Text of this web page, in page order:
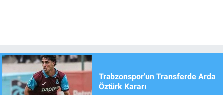
Trabzonspor'un Transferde Arda
Öztürk Kararı